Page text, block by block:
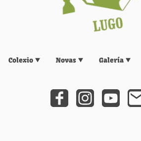
Colexio Novas Galería